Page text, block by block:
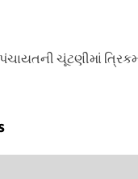
ચૂંટણીમાં